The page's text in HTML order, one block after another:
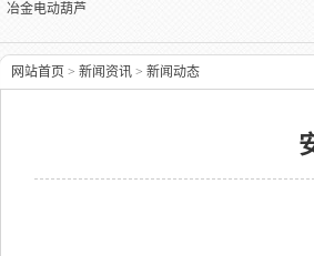
冶金电动葫芦
网站首页 > 新闻资讯 > 新闻动态